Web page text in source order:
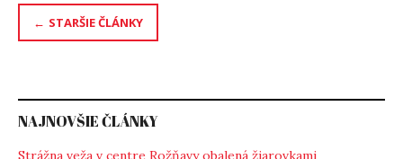
Navigácia
STARŠIE ČLÁNKY
NAJNOVŠIE ČLÁNKY
Strážna veža v centre Rožňavy obalená žiarovkami